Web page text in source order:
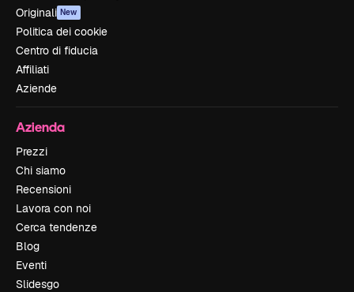
Originali New
Politica dei cookie
Centro di fiducia
Affiliati
Aziende
Azienda
Prezzi
Chi siamo
Recensioni
Lavora con noi
Cerca tendenze
Blog
Eventi
Slidesgo